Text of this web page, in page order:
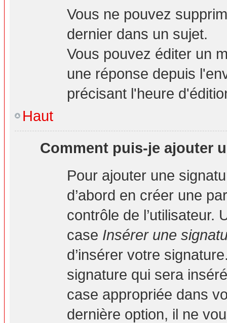
Vous ne pouvez
dernier dans un sujet.
Vous pouvez éditer un
une réponse depuis
précisant l'heure
Haut
Comment puis-je ajouter
Pour ajouter une
d’abord en créer une
contrôle de l’utilisateur.
case Insérer une
d’insérer votre
signature qui sera
case appropriée dans
dernière option, il ne